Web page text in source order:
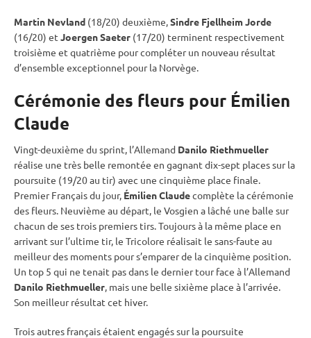
Martin Nevland (18/20) deuxième,Sindre Fjellheim Jorde
(16/20) et Joergen Saeter (17/20) terminent respectivement
troisième et quatrième pour compléter un nouveau résultat
d’ensemble exceptionnel pour la Norvège.
Cérémonie des fleurs pour Émilien
Claude
Vingt-deuxième du sprint, l’Allemand Danilo Riethmueller
réalise une très belle remontée en gagnant dix-sept places sur la
poursuite (19/20 au tir) avec une cinquième place finale.
Premier Français du jour, Émilien Claudecomplète la cérémonie
des fleurs. Neuvième au départ, le Vosgien a lâché une balle sur
chacun de ses trois premiers tirs. Toujours à la même place en
arrivant sur l’ultime tir, le Tricolore réalisait le sans-faute au
meilleur des moments pour s’emparer de la cinquième position.
Un top 5 qui ne tenait pas dans le dernier tour face à l’Allemand
Danilo Riethmueller, mais une belle sixième place à l’arrivée.
Son meilleur résultat cet hiver.
Trois autres français étaient engagés sur la poursuite